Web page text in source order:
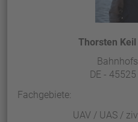
Thorsten
DE -
Fachgebiete:
UAV / UAS /